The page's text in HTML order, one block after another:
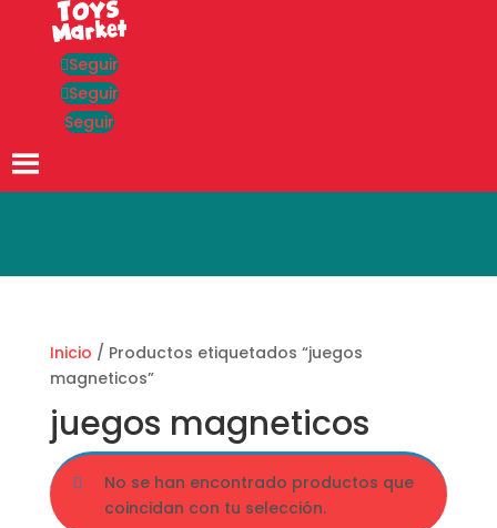
Seguir
Seguir
Seguir
Inicio / Productos etiquetados “juegos
magneticos”
juegos magneticos
No se han encontrado productos que
coincidan con tu selección.